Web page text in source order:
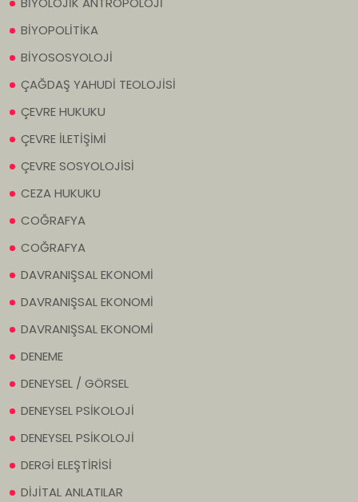
BİYOPOLİTİKA
BİYOSOSYOLOJİ
ÇAĞDAŞ YAHUDİ TEOLOJİSİ
ÇEVRE HUKUKU
ÇEVRE İLETİŞİMİ
ÇEVRE SOSYOLOJİSİ
CEZA HUKUKU
COĞRAFYA
COĞRAFYA
DAVRANIŞSAL EKONOMİ
DAVRANIŞSAL EKONOMİ
DAVRANIŞSAL EKONOMİ
DENEME
DENEYSEL / GÖRSEL
DENEYSEL PSİKOLOJİ
DENEYSEL PSİKOLOJİ
DERGİ ELEŞTİRİSİ
DİJİTAL ANLATILAR